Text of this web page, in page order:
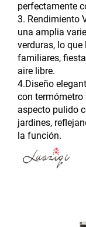
perfectamente
3. Rendimiento
una amplia
verduras, lo
familiares,
aire libre.
4.Diseño
con termómetro
aspecto pulido
jardines,
la función.